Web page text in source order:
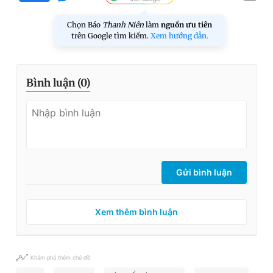
Chọn Báo Thanh Niên làm nguồn ưu tiên
trên Google tìm kiếm. Xem hướng dẫn.
Bình luận (0)
Gửi bình luận
Xem thêm bình luận
Khám phá thêm chủ đề